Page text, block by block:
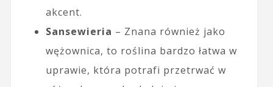
akcent.
Sansewieria – Znana również jako
wężownica, to roślina bardzo łatwa w
uprawie, która potrafi przetrwać w